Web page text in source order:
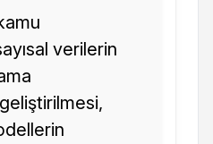
verilerin